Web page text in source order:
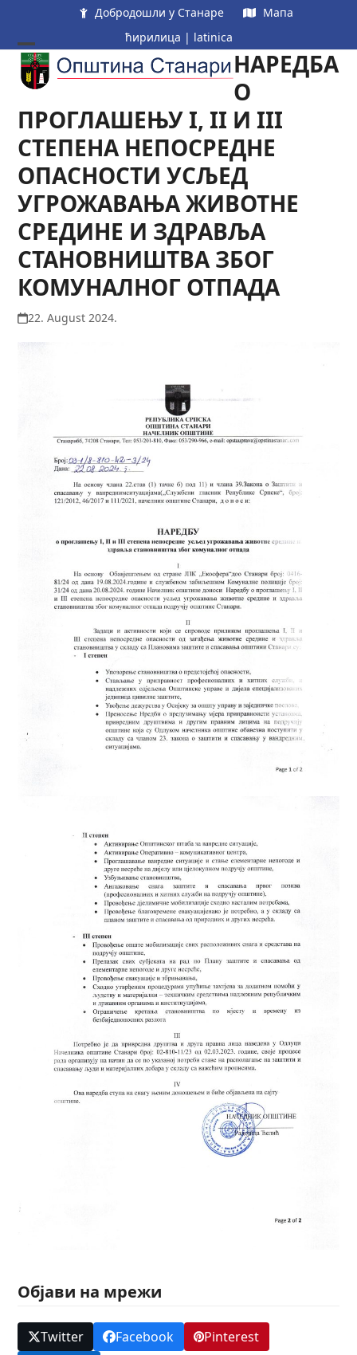
content
Добродошли у Станаре
Мапа
ћирилица | latinica
Open
mobile
menu
Close
mobile
menu
НАРЕДБА
О
ПРОГЛАШЕЊУ I, II И III
СТЕПЕНА НЕПОСРЕДНЕ
ОПАСНОСТИ УСЉЕД
УГРОЖАВАЊА ЖИВОТНЕ
СРЕДИНЕ И ЗДРАВЉА
СТАНОВНИШТВА ЗБОГ
КОМУНАЛНОГ ОТПАДА
22. August 2024.
Објави на мрежи
Twitter Facebook
Pinterest